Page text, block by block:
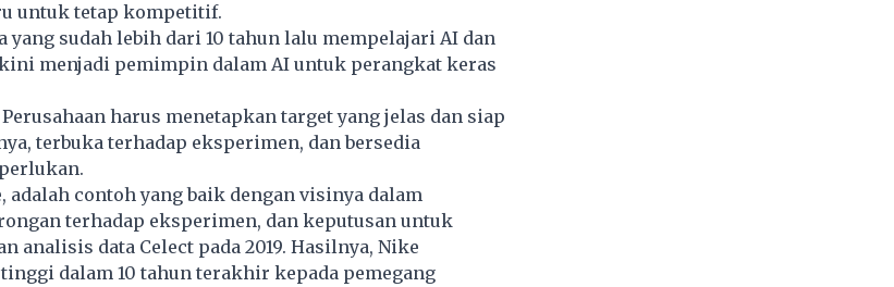
untuk tetap kompetitif.
yang sudah lebih dari 10 tahun lalu mempelajari AI dan
menjadi pemimpin dalam AI untuk perangkat keras
harus menetapkan target yang jelas dan siap
terbuka terhadap eksperimen, dan bersedia
adalah contoh yang baik dengan visinya dalam
terhadap eksperimen, dan keputusan untuk
analisis data Celect pada 2019. Hasilnya, Nike
dalam 10 tahun terakhir kepada pemegang